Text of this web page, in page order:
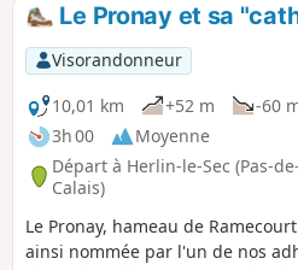
Le Pronay et sa
Visorandonneur
10,01 km
+52 m
-60
3h 00
Moyenne
Départ à Herlin-le-Sec (Pas-de-
Calais)
Le Pronay, hameau de
ainsi nommée par l'un de nos